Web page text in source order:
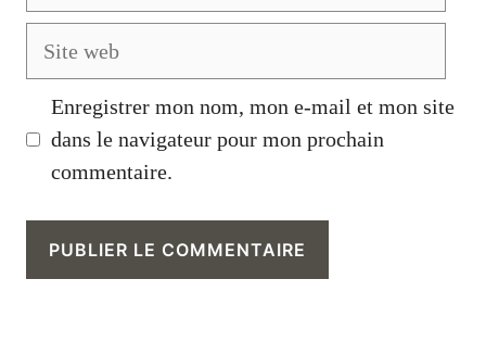
Enregistrer mon nom, mon e-mail et mon site
dans le navigateur pour mon prochain
commentaire.